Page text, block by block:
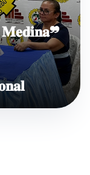
𝐌𝐞𝐝𝐢𝐧𝐚❞